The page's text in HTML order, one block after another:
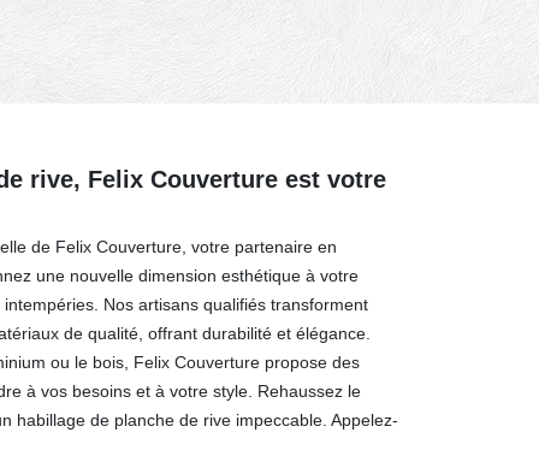
rive, Felix Couverture est votre
de Felix Couverture, votre partenaire en
une nouvelle dimension esthétique à votre
Nos artisans qualifiés transforment
de qualité, offrant durabilité et élégance.
ou le bois, Felix Couverture propose des
à vos besoins et à votre style. Rehaussez le
habillage de planche de rive impeccable. Appelez-